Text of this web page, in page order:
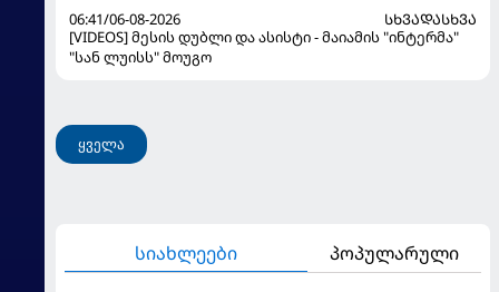
06:41/06-08-2026
ᲡᲮᲕᲐᲓᲐᲡᲮᲕᲐ
[VIDEOS] მესის დუბლი და ასისტი - მაიამის "ინტერმა"
"სან ლუისს" მოუგო
ყველა
სიახლეები პოპულარული